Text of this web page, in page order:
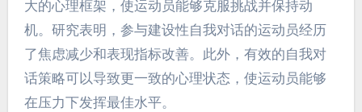
大的心理框架，使运动员能够克服挑战并保持动
机。研究表明，参与建设性自我对话的运动员经历
了焦虑减少和表现指标改善。此外，有效的自我对
话策略可以导致更一致的心理状态，使运动员能够
在压力下发挥最佳水平。